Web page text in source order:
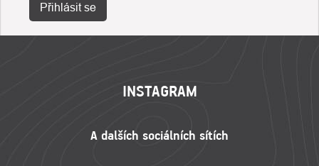
Přihlásit se
INSTAGRAM